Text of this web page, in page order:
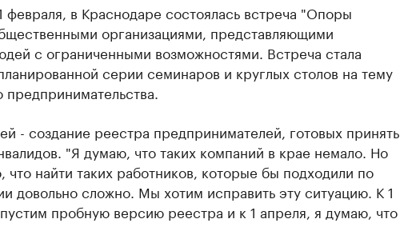
февраля, в Краснодаре состоялась встреча "Опоры
организациями, представляющими
с ограниченными возможностями. Встреча стала
серии семинаров и круглых столов на тему
предпринимательства.
- создание реестра предпринимателей, готовых принять
"Я думаю, что таких компаний в крае немало. Но
что найти таких работников, которые бы подходили по
довольно сложно. Мы хотим исправить эту ситуацию. К 1
пробную версию реестра и к 1 апреля, я думаю, что